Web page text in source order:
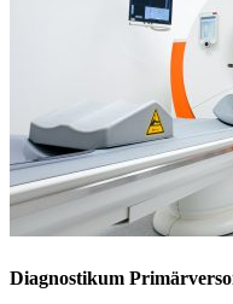
Diagnostikum